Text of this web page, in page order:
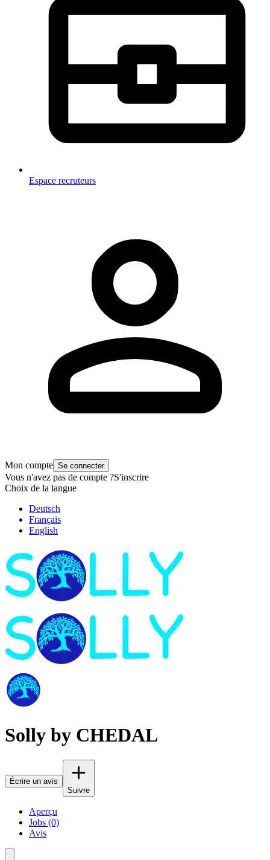
Espace recruteurs
Mon compte Se connecter
Vous n'avez pas de compte ?S'inscrire
Choix de la langue
Deutsch
Français
English
Solly by CHEDAL
Écrire un avis
Suivre
Aperçu
Jobs (0)
Avis